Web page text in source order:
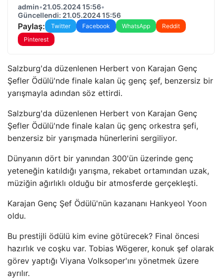
admin•21.05.2024 15:56•
Güncellendi: 21.05.2024 15:56
Paylaş: Twitter Facebook WhatsApp
Reddit
Pinterest
Salzburg'da düzenlenen Herbert von Karajan Genç
Şefler Ödülü'nde finale kalan üç genç şef, benzersiz bir
yarışmayla adından söz ettirdi.
Salzburg'da düzenlenen Herbert von Karajan Genç
Şefler Ödülü'nde finale kalan üç genç orkestra şefi,
benzersiz bir yarışmada hünerlerini sergiliyor.
Dünyanın dört bir yanından 300'ün üzerinde genç
yeteneğin katıldığı yarışma, rekabet ortamından uzak,
müziğin ağırlıklı olduğu bir atmosferde gerçekleşti.
Karajan Genç Şef Ödülü'nün kazananı Hankyeol Yoon
oldu.
Bu prestijli ödülü kim evine götürecek? Final öncesi
hazırlık ve coşku var. Tobias Wögerer, konuk şef olarak
görev yaptığı Viyana Volksoper'ını yönetmek üzere
ayrılır.